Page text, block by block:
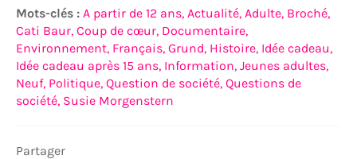
Mots-clés : A partir de 12 ans, Actualité, Adulte, Broché,
Cati Baur, Coup de cœur, Documentaire,
Environnement, Français, Grund, Histoire, Idée cadeau,
Idée cadeau après 15 ans, Information, Jeunes adultes,
Neuf, Politique, Question de société, Questions de
société, Susie Morgenstern
Partager